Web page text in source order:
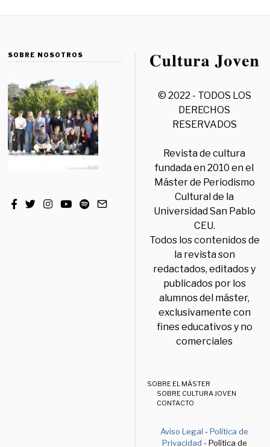
SOBRE NOSOTROS
© 2022 - TODOS LOS
DERECHOS
RESERVADOS
Revista de cultura
fundada en 2010 en el
Máster de Periodismo
Cultural de la
Universidad San Pablo
CEU.
Todos los contenidos de
la revista son
redactados, editados y
publicados por los
alumnos del máster,
exclusivamente con
fines educativos y no
comerciales
SOBRE EL MÁSTER
SOBRE CULTURA JOVEN
CONTACTO
Aviso Legal -Política de
Privacidad - Política de